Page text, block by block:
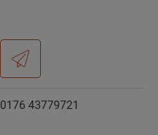
0176 43779721